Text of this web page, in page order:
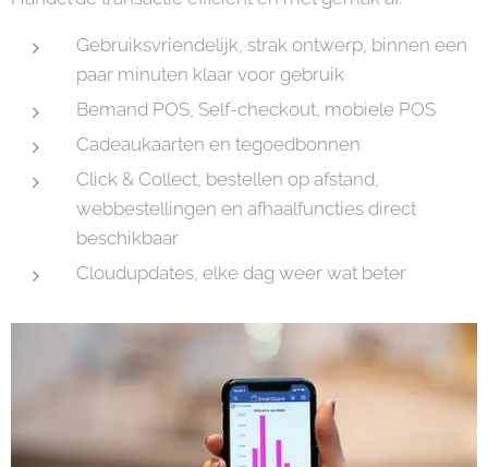
Gebruiksvriendelijk, strak ontwerp, binnen een
paar minuten klaar voor gebruik
Bemand POS, Self-checkout, mobiele POS
Cadeaukaarten en tegoedbonnen
Click & Collect, bestellen op afstand,
webbestellingen en afhaalfuncties direct
beschikbaar
Cloudupdates, elke dag weer wat beter